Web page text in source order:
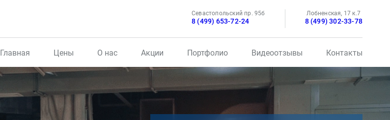
Севастопольский пр. 95б
8 (499) 653-72-24
Лобненская, 17 к.7
8 (499) 302-33-78
Главная Цены О нас Акции Портфолио Видеоотзывы Контакты